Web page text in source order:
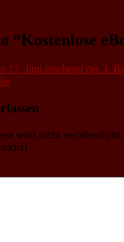
“Kostenlose
17. Juni erscheint der 3.
wird nicht veröffentlicht.